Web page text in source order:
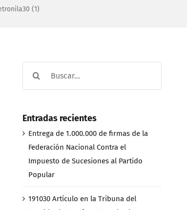
(1)
Entradas recientes
Entrega de 1.000.000 de firmas de la
Federación Nacional Contra el
Impuesto de Sucesiones al Partido
Popular
191030 Artículo en la Tribuna del